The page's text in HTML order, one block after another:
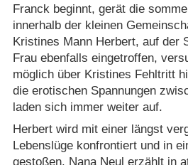
Franck beginnt, gerät die
innerhalb der kleinen
Kristines Mann Herbert, auf der
Frau ebenfalls eingetroffen,
möglich über Kristines Fehltritt
die erotischen Spannungen
laden sich immer weiter auf.
Herbert wird mit einer längst
Lebenslüge konfrontiert und in
gestoßen. Nana Neul erzählt in